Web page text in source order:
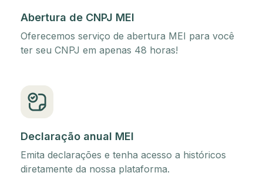
Abertura de CNPJ MEI
Oferecemos serviço de abertura MEI para você
ter seu CNPJ em apenas 48 horas!
Declaração anual MEI
Emita declarações e tenha acesso a históricos
diretamente da nossa plataforma.